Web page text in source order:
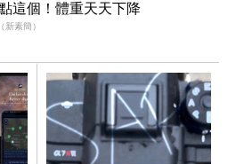
這個！體重天天下降
新素簡）